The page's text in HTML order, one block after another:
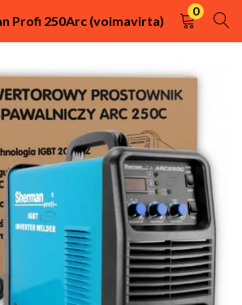
Profi 250Arc (voimavirta)
0
REKISTÖRÖIDY
ja salasanalla.
Kirjaudu